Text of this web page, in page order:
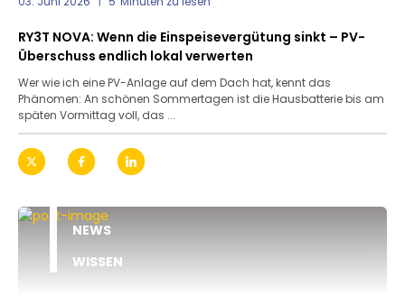
RY3T NOVA: Wenn die Einspeisevergütung sinkt – PV-
Überschuss endlich lokal verwerten
Wer wie ich eine PV-Anlage auf dem Dach hat, kennt das
Phänomen: An schönen Sommertagen ist die Hausbatterie bis am
späten Vormittag voll, das ...
NEWS
WISSEN